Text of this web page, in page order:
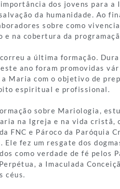
dos jovens para a
da humanidade. Ao
sobre como
e na cobertura da
a última formação.
ano foram promovidas
a Maria com o objetivo de
espiritual e profissional.
sobre Mariologia,
na Igreja e na vida cristã,
FNC e Pároco da Paróquia
Ele fez um resgate dos
como verdade de fé pelos
a Imaculada
céus.